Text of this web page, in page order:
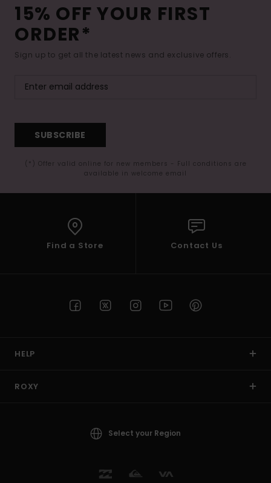
15% OFF YOUR FIRST
ORDER*
Sign up to get all the latest news and exclusive offers.
SUBSCRIBE
(*) Offer valid online for new members - Full conditions are
available in welcome email
Find a Store Contact Us
HELP
ROXY
Select your Region